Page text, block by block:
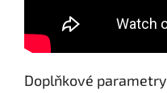
Doplňkové parametry